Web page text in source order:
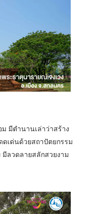
มีตำนานเล่าว่าสร้าง
ดเด่นด้วยสถาปัตยกรรม
ลวดลายสลักสวยงาม